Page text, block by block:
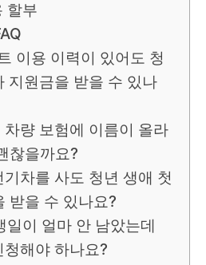
할부
이용 이력이 있어도 청
지원금을 받을 수 있나
량 보험에 이름이 올라
찮을까요?
차를 사도 청년 생애 첫
받을 수 있나요?
일이 얼마 안 남았는데
해야 하나요?